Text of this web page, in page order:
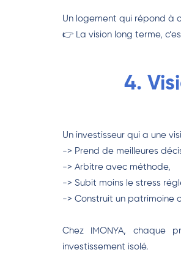
Un logement qui répond à
👉 La vision long terme,
4.
Un investisseur qui a une
-> Prend de meilleures
-> Arbitre avec méthode,
-> Subit moins le stress
-> Construit un patrimoine
Chez IMONYA, chaque
investissement isolé.